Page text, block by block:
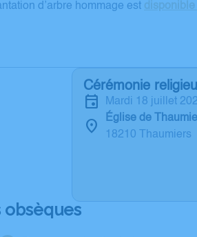
d’arbre hommage est disponible
Cérémonie
mardi 18 juillet
Église de
18210 Thaumiers
obsèques